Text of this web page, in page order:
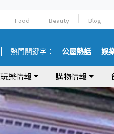
Food Beauty Blog
熱門關鍵字： 公屋熱話 娛
玩樂情報 購物情報